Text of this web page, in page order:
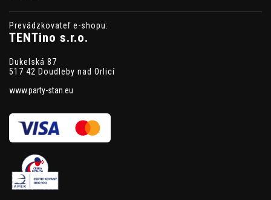
Prevádzkovateľ e-shopu:
TENTino s.r.o.
Dukelská 87
517 42 Doudleby nad Orlicí
www.party-stan.eu